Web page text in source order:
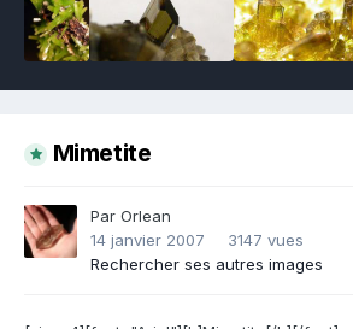
Mimetite
Par Orlean
14 janvier 2007
3147 vues
Rechercher ses autres images